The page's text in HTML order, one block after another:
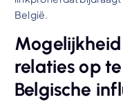
België.
relaties op
Belgische